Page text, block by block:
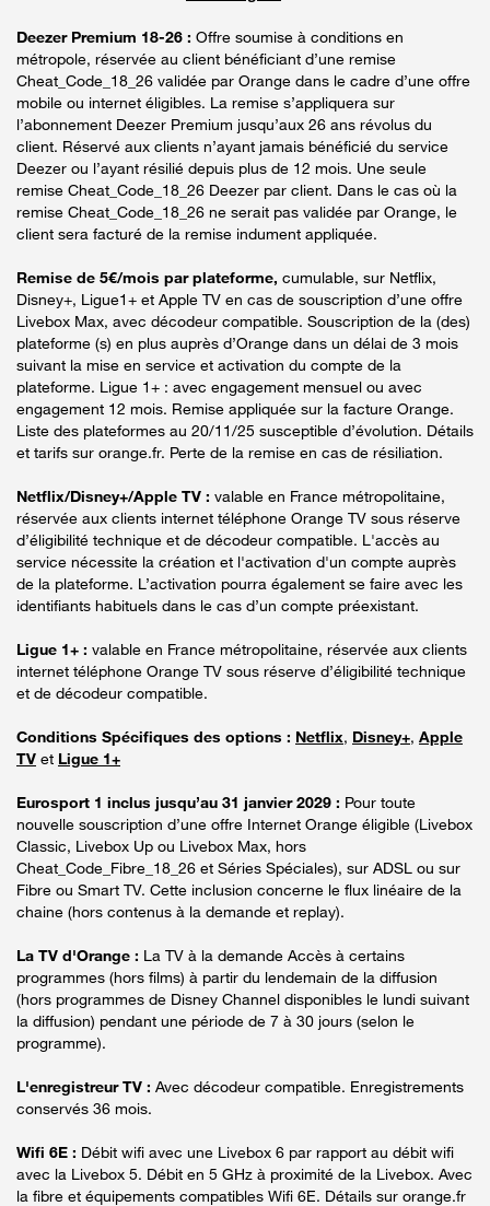
Deezer Premium 18-26 : Offre soumise à conditions en
métropole, réservée au client bénéficiant d’une remise
Cheat_Code_18_26 validée par Orange dans le cadre d’une offre
mobile ou internet éligibles. La remise s’appliquera sur
l’abonnement Deezer Premium jusqu’aux 26 ans révolus du
client. Réservé aux clients n’ayant jamais bénéficié du service
Deezer ou l’ayant résilié depuis plus de 12 mois. Une seule
remise Cheat_Code_18_26 Deezer par client. Dans le cas où la
remise Cheat_Code_18_26 ne serait pas validée par Orange, le
client sera facturé de la remise indument appliquée.
Remise de 5€/mois par plateforme, cumulable, sur Netflix,
Disney+, Ligue1+ et Apple TV en cas de souscription d’une offre
Livebox Max, avec décodeur compatible. Souscription de la (des)
plateforme (s) en plus auprès d’Orange dans un délai de 3 mois
suivant la mise en service et activation du compte de la
plateforme. Ligue 1+ : avec engagement mensuel ou avec
engagement 12 mois. Remise appliquée sur la facture Orange.
Liste des plateformes au 20/11/25 susceptible d’évolution. Détails
et tarifs sur orange.fr. Perte de la remise en cas de résiliation.
Netflix/Disney+/Apple TV : valable en France métropolitaine,
réservée aux clients internet téléphone Orange TV sous réserve
d’éligibilité technique et de décodeur compatible. L'accès au
service nécessite la création et l'activation d'un compte auprès
de la plateforme. L’activation pourra également se faire avec les
identifiants habituels dans le cas d’un compte préexistant.
Ligue 1+ : valable en France métropolitaine, réservée aux clients
internet téléphone Orange TV sous réserve d’éligibilité technique
et de décodeur compatible.
Conditions Spécifiques des options : Netflix, Disney+, Apple
TV et Ligue 1+
Eurosport 1 inclus jusqu’au 31 janvier 2029 : Pour toute
nouvelle souscription d’une offre Internet Orange éligible (Livebox
Classic, Livebox Up ou Livebox Max, hors
Cheat_Code_Fibre_18_26 et Séries Spéciales), sur ADSL ou sur
Fibre ou Smart TV. Cette inclusion concerne le flux linéaire de la
chaine (hors contenus à la demande et replay).
La TV d'Orange : La TV à la demande Accès à certains
programmes (hors films) à partir du lendemain de la diffusion
(hors programmes de Disney Channel disponibles le lundi suivant
la diffusion) pendant une période de 7 à 30 jours (selon le
programme).
L'enregistreur TV : Avec décodeur compatible. Enregistrements
conservés 36 mois.
Wifi 6E : Débit wifi avec une Livebox 6 par rapport au débit wifi
avec la Livebox 5. Débit en 5 GHz à proximité de la Livebox. Avec
la fibre et équipements compatibles Wifi 6E. Détails sur orange.fr